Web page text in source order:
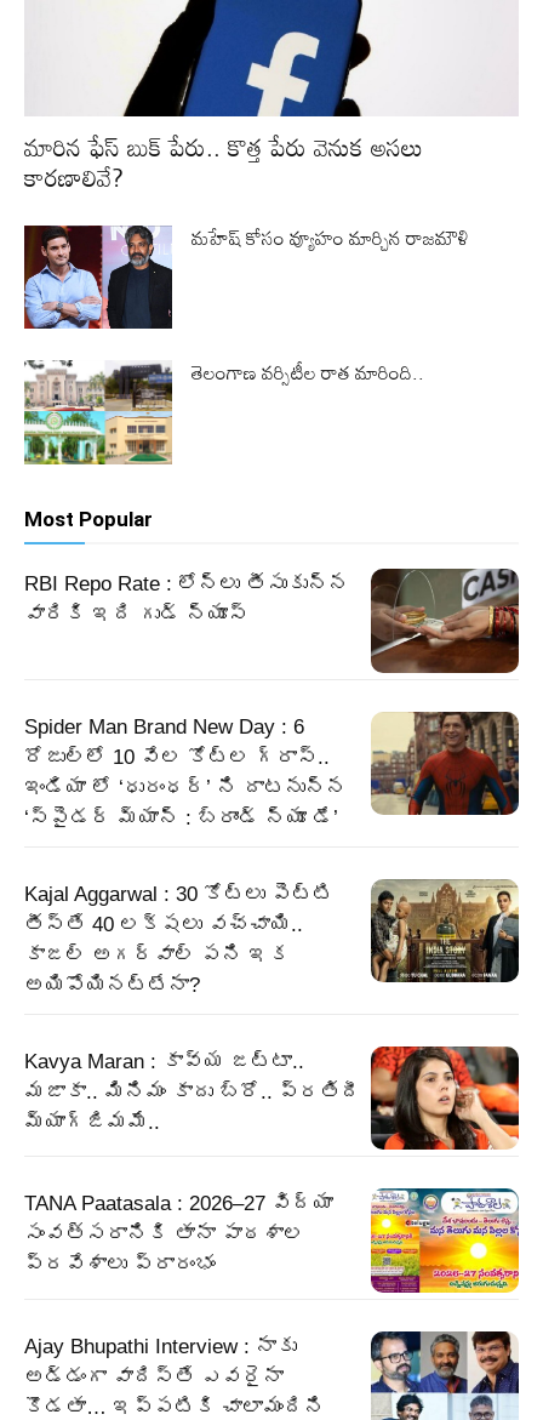
మారిన ఫేస్ బుక్ పేరు.. కొత్త పేరు వెనుక అసలు
కారణాలివే?
మహేష్ కోసం వ్యూహం మార్చిన రాజమౌళి
తెలంగాణ వర్సిటీల రాత మారింది..
Most Popular
RBI Repo Rate : లోన్లు తీసుకున్న
వారికి ఇది గుడ్ న్యూస్
Spider Man Brand New Day : 6
రోజుల్లో 10 వేల కోట్ల గ్రాస్..
ఇండియా లో ‘ధురంధర్’ ని దాటనున్న
‘స్పైడర్ మ్యాన్ : బ్రాండ్ న్యూ డే’
Kajal Aggarwal : 30 కోట్లు పెట్టి
తీస్తే 40 లక్షలు వచ్చాయి..
కాజల్ అగర్వాల్ పని ఇక
అయిపోయినట్టేనా?
Kavya Maran : కావ్య జట్టా..
మజాకా.. మినిమం కాదు బ్రో.. ప్రతిదీ
మ్యాగ్జిమమే..
TANA Paatasala : 2026–27 విద్యా
సంవత్సరానికి తానా పాఠశాల
ప్రవేశాలు ప్రారంభం
Ajay Bhupathi Interview : నాకు
అడ్డంగా వాదిస్తే ఎవరైనా
కొడతా… ఇప్పటికి చాలామందిని